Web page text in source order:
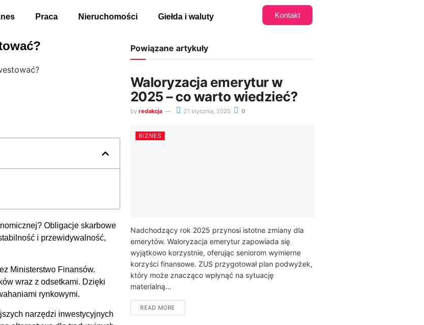
Praca Nieruchomości Giełda i waluty Kontakt
Obligacje skarbowe
i przewidywalność,
Ministerstwo Finansów.
wraz z odsetkami. Dzięki
rynkowymi.
narzędzi inwestycyjnych
Powiązane artykuły
Waloryzacja emerytur w
2025 – co warto wiedzieć?
by redakcja 21 stycznia, 2025 0
BIZNES
Nadchodzący rok 2025 przynosi istotne zmiany dla
emerytów. Waloryzacja emerytur zapowiada się
wyjątkowo korzystnie, oferując seniorom wymierne
korzyści finansowe. ZUS przygotował plan podwyżek,
który może znacząco wpłynąć na sytuację
materialną...
READ MORE